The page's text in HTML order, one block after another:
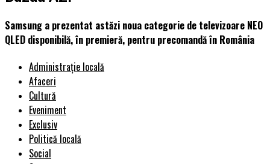
Samsung a prezentat astăzi noua categorie de televizoare NEO
QLED disponibilă, în premieră, pentru precomandă în România
Administrație locală
Afaceri
Cultură
Eveniment
Exclusiv
Politică locală
Social